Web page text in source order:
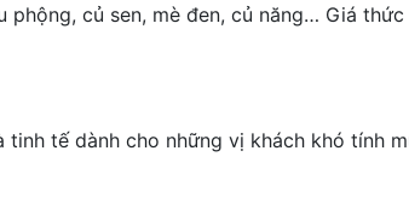
củ sen, mè đen, củ năng… Giá
tế dành cho những vị khách khó tính